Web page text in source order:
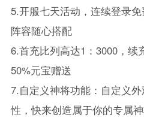
5.开服七天活动，连续登录
阵容随心搭配
6.首充比列高达1：3000，续
50%元宝赠送
7.自定义神将功能：自定义
性，快来创造属于你的专属